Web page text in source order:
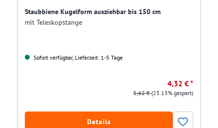
Staubbiene Kugelform ausziehbar bis 150 cm
mit Teleskopstange
Sofort verfügbar, Lieferzeit: 1-5 Tage
4,32 € *
5,62 €(23.13% gespart)
Details